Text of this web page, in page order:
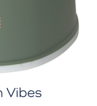
Vibes